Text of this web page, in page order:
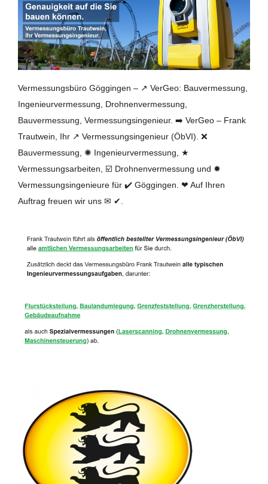
Vermessungsbüro Göggingen – ↗️ VerGeo: Bauvermessung,
Ingenieurvermessung, Drohnenvermessung,
Bauvermessung, Vermessungsingenieur. ➡️ VerGeo – Frank
Trautwein, Ihr ↗️ Vermessungsingenieur (ÖbVI). ❌
Bauvermessung, ✺ Ingenieurvermessung, ★
Vermessungsarbeiten, ☑️ Drohnenvermessung und ✹
Vermessungsingenieure für ✔️ Göggingen. ❤ Auf Ihren
Auftrag freuen wir uns ✉ ✔.